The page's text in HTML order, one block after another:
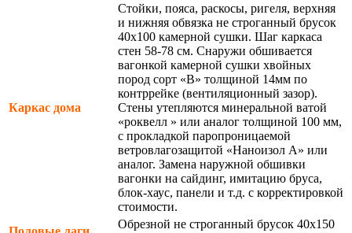
Каркас дома
Стойки, пояса, раскосы, ригеля, верхняя
и нижняя обвязка не строганный брусок
40х100 камерной сушки. Шаг каркаса
стен 58-78 см. Снаружи обшивается
вагонкой камерной сушки хвойных
пород сорт «В» толщиной 14мм по
контррейке (вентиляционный зазор).
Стены утепляются минеральной ватой
«роквелл » или аналог толщиной 100 мм,
с прокладкой паропроницаемой
ветровлагозащитой «Наноизол А» или
аналог. Замена наружной обшивки
вагонки на сайдинг, имитацию бруса,
блок-хаус, панели и т.д. с корректировкой
стоимости.
Обрезной не строганный брусок 40х150